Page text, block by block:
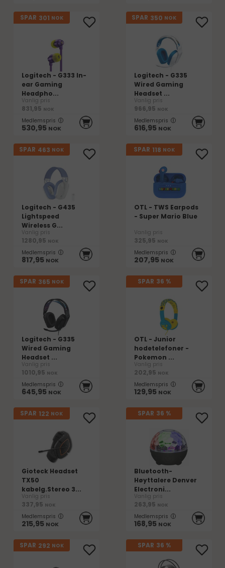
SPAR 301 NOK
Logitech - G333 In-
ear Gaming
Headpho...
Vanlig pris
831,95 NOK
Medlemspris
530,95 NOK
SPAR 350 NOK
Logitech - G335
Wired Gaming
Headset ...
Vanlig pris
966,95 NOK
Medlemspris
616,95 NOK
SPAR 463 NOK
Logitech - G435
Lightspeed
Wireless G...
Vanlig pris
1280,95 NOK
Medlemspris
817,95 NOK
SPAR 118 NOK
OTL - TWS Earpods
- Super Mario Blue
Vanlig pris
325,95 NOK
Medlemspris
207,95 NOK
SPAR 365 NOK
Logitech - G335
Wired Gaming
Headset ...
Vanlig pris
1010,95 NOK
Medlemspris
645,95 NOK
SPAR 36 %
OTL - Junior
hodetelefoner -
Pokemon ...
Vanlig pris
202,95 NOK
Medlemspris
129,95 NOK
SPAR 122 NOK
Gioteck Headset
TX50
kabelg.Stereo 3...
Vanlig pris
337,95 NOK
Medlemspris
215,95 NOK
SPAR 36 %
Bluetooth-
Høyttalere Denver
Electroni...
Vanlig pris
263,95 NOK
Medlemspris
168,95 NOK
SPAR 292 NOK SPAR 36 %